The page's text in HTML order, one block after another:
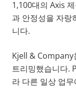
1,100대의 Axis
과 안정성을 자랑
니다.
Kjell & Company
트리밍했습니다.
라 다른 일상 업